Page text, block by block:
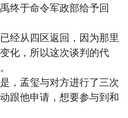
终于命令军政部给予回
经从四区返回，因为那里
化，所以这次谈判的代
，孟玺与对方进行了三次
跟他申请，想要参与到和